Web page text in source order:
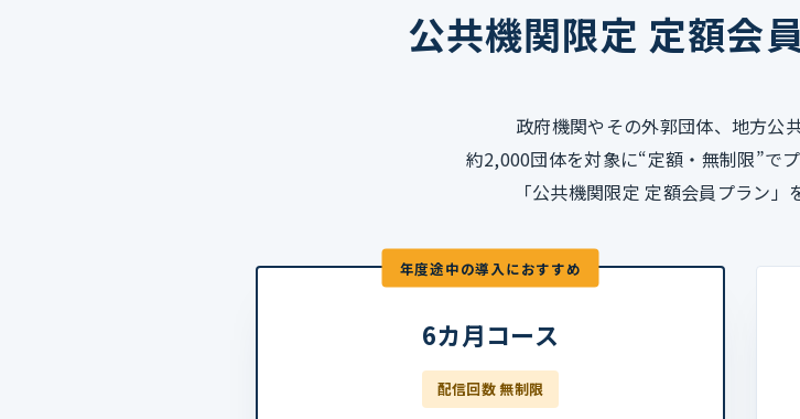
公共機関限定 定額会
政府機関やその外郭団体、地方公
約2,000団体を対象に“定額・無制限”で
「公共機関限定 定額会員プラン」
年度途中の導入におすすめ
6カ月コース
配信回数 無制限